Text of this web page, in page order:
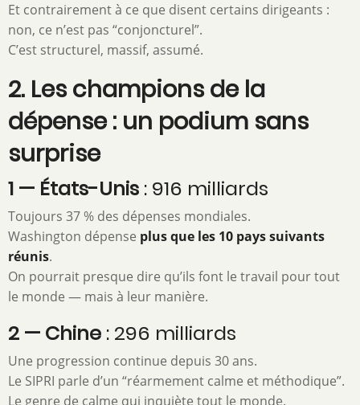
Et contrairement à ce que disent certains dirigeants :
non, ce n’est pas “conjoncturel”.
C’est structurel, massif, assumé.
2. Les champions de la
dépense : un podium sans
surprise
1 — États-Unis : 916 milliards
Toujours 37 % des dépenses mondiales.
Washington dépense plus que les 10 pays suivants
réunis.
On pourrait presque dire qu’ils font le travail pour tout
le monde — mais à leur manière.
2 — Chine : 296 milliards
Une progression continue depuis 30 ans.
Le SIPRI parle d’un “réarmement calme et méthodique”.
Le genre de calme qui inquiète tout le monde.